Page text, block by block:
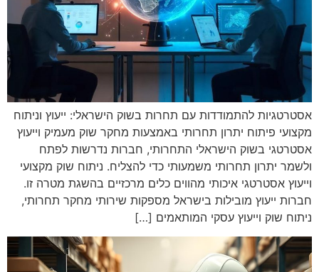
אסטרטגיות להתמודדות עם תחרות בשוק הישראלי: ייעוץ וניתוח
מקצועי פיתוח יתרון תחרותי באמצעות מחקר שוק מעמיק וייעוץ
אסטרטגי בשוק הישראלי התחרותי, חברות נדרשות לפתח
ולשמר יתרון תחרותי משמעותי כדי להצליח. ניתוח שוק מקצועי
וייעוץ אסטרטגי איכותי מהווים כלים מרכזיים בהשגת מטרה זו.
חברות ייעוץ מובילות בישראל מספקות שירותי מחקר תחרותי,
ניתוח שוק וייעוץ עסקי המותאמים […]